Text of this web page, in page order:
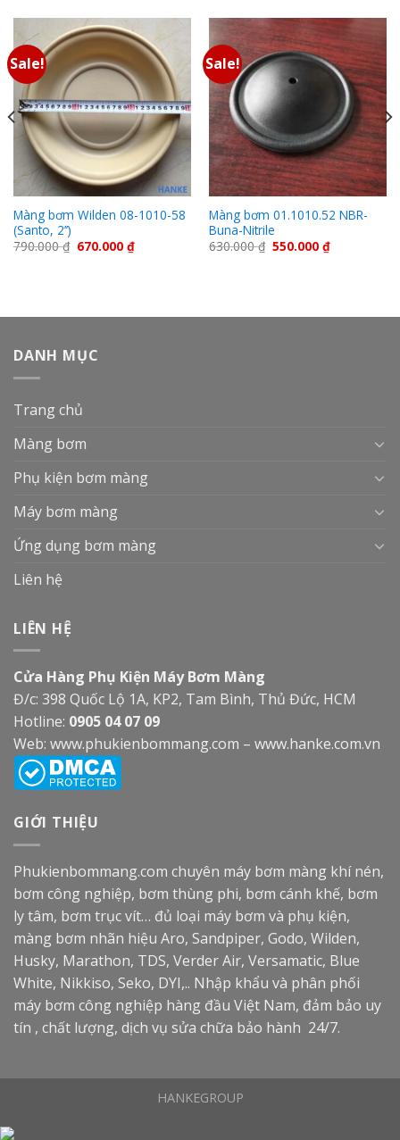
Sale!
Màng bơm Wilden 08-1010-58
(Santo, 2’’)
790.000₫ 670.000 ₫
Sale!
Màng bơm 01.1010.52 NBR-
Buna-Nitrile
630.000₫ 550.000 ₫
DANH MỤC
Trang chủ
Màng bơm
Phụ kiện bơm màng
Máy bơm màng
Ứng dụng bơm màng
Liên hệ
LIÊN HỆ
Cửa Hàng Phụ Kiện Máy Bơm Màng
Đ/c: 398 Quốc Lộ 1A, KP2, Tam Bình, Thủ Đức, HCM
Hotline: 0905 04 07 09
Web: www.phukienbommang.com – www.hanke.com.vn
GIỚI THIỆU
Phukienbommang.com chuyên máy bơm màng khí nén,
bơm công nghiệp, bơm thùng phi, bơm cánh khế, bơm
ly tâm, bơm trục vít… đủ loại máy bơm và phụ kiện,
màng bơm nhãn hiệu Aro, Sandpiper, Godo, Wilden,
Husky, Marathon, TDS, Verder Air, Versamatic, Blue
White, Nikkiso, Seko, DYI,.. Nhập khẩu và phân phối
máy bơm công nghiệp hàng đầu Việt Nam, đảm bảo uy
tín , chất lượng, dịch vụ sửa chữa bảo hành 24/7.
HANKEGROUP